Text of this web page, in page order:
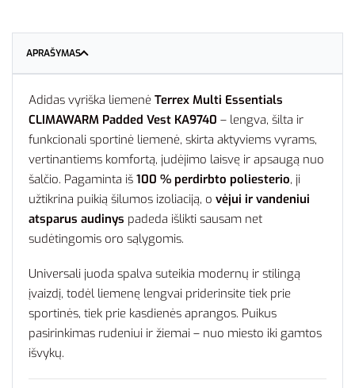
APRAŠYMAS
Adidas vyriška liemenė Terrex Multi Essentials
CLIMAWARM Padded Vest KA9740 – lengva, šilta ir
funkcionali sportinė liemenė, skirta aktyviems vyrams,
vertinantiems komfortą, judėjimo laisvę ir apsaugą nuo
šalčio. Pagaminta iš 100 % perdirbto poliesterio, ji
užtikrina puikią šilumos izoliaciją, o vėjui ir vandeniui
atsparus audinys padeda išlikti sausam net
sudėtingomis oro sąlygomis.
Universali juoda spalva suteikia modernų ir stilingą
įvaizdį, todėl liemenę lengvai priderinsite tiek prie
sportinės, tiek prie kasdienės aprangos. Puikus
pasirinkimas rudeniui ir žiemai – nuo miesto iki gamtos
išvykų.